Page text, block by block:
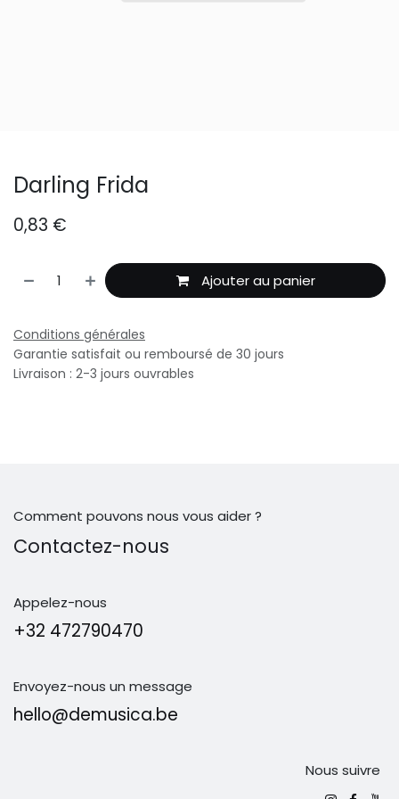
Darling Frida
0,83 €
Ajouter au panier
Conditions générales
Garantie satisfait ou remboursé de 30 jours
Livraison : 2-3 jours ouvrables
Comment pouvons nous vous aider ?
Contactez-nous
Appelez-nous
+32 472790470
Envoyez-nous un message
hello@demusica.be
Nous suivre